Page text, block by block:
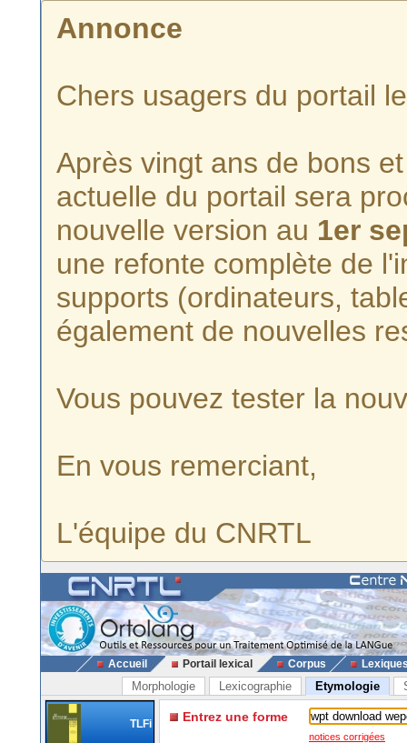
Annonce
Chers usagers du portail
Après vingt ans de bons
actuelle du portail sera
nouvelle version au 1er
une refonte complète de
supports (ordinateurs,
également de nouvelles
Vous pouvez tester la
En vous remerciant,
L'équipe du CNRTL
Accueil Portail lexical Corpus
Morphologie Lexicographie Etymologie
TLFi Entrez une forme
notices corrigées